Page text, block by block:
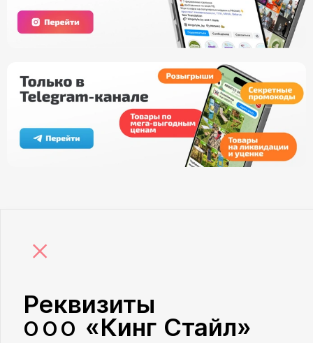
×
Реквизиты
ООО «Кинг Стайл»